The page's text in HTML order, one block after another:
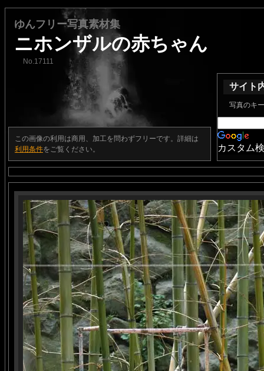
ゆんフリー写真素材集
ニホンザルの赤ちゃん
No.17111
この画像の利用は商用、加工を問わずフリーです。詳細は
利用条件をご覧ください。
サイト
写真のキ
カスタム